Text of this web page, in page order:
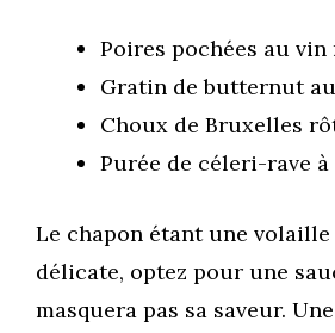
Poires pochées au vin
Gratin de butternut
Choux de Bruxelles
Purée de céleri-rave
Le chapon étant une
délicate, optez pour une
masquera pas sa saveur. Une